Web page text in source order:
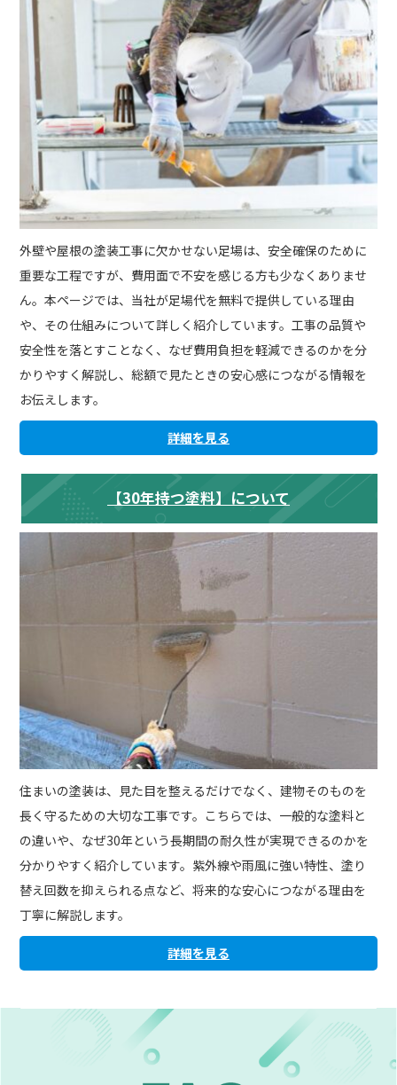
外壁や屋根の塗装工事に欠かせない足場は、安全確保のために
重要な工程ですが、費用面で不安を感じる方も少なくありませ
ん。本ページでは、当社が足場代を無料で提供している理由
や、その仕組みについて詳しく紹介しています。工事の品質や
安全性を落とすことなく、なぜ費用負担を軽減できるのかを分
かりやすく解説し、総額で見たときの安心感につながる情報を
お伝えします。
詳細を見る
【30年持つ塗料】について
住まいの塗装は、見た目を整えるだけでなく、建物そのものを
長く守るための大切な工事です。こちらでは、一般的な塗料と
の違いや、なぜ30年という長期間の耐久性が実現できるのかを
分かりやすく紹介しています。紫外線や雨風に強い特性、塗り
替え回数を抑えられる点など、将来的な安心につながる理由を
丁寧に解説します。
詳細を見る